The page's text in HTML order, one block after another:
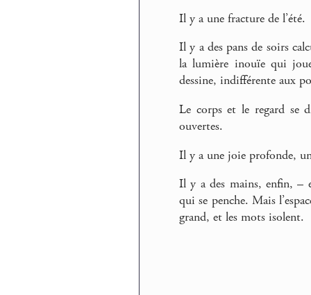
Il y a une fracture de l’été.
Il y a des pans de soirs
la lumière inouïe qui
dessine, indifférente aux
Le corps et le regard se
ouvertes.
Il y a une joie profonde,
Il y a des mains, enfin, –
qui se penche. Mais
grand, et les mots isolent.